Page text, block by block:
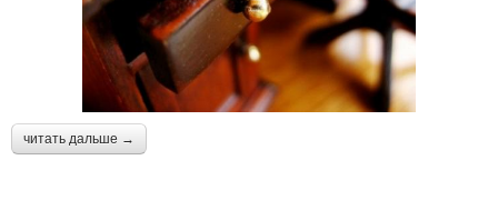
читать дальше →